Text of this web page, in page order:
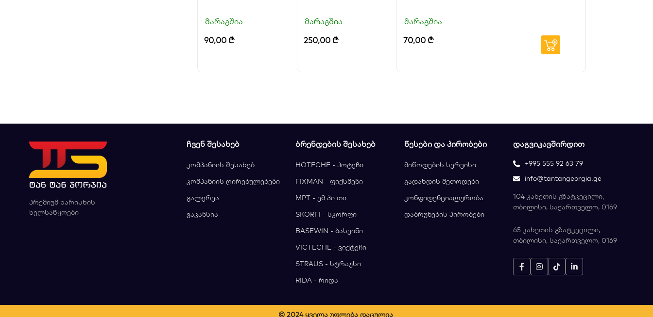
მარაგშია
90,00 ₾
მარაგშია
250,00 ₾
მარაგშია
70,00 ₾
პრემიუმ ხარისხის
ხელსაწყოები
ᲩᲕᲔᲜ ᲨᲔᲡᲐᲮᲔᲑ
კომპანიის შესახებ
კომპანიის ღირებულებები
გალერეა
ვაკანსია
ᲑᲠᲔᲜᲓᲔᲑᲘᲡ ᲨᲔᲡᲐᲮᲔᲑ
HOTECHE - ჰოტეჩი
FIXMAN - ფიქსმენი
MPT - ემ პი თი
SKORFI - სკორფი
BASEWIN - ბასვინი
VICTECHE - ვიქტეჩი
STRAUS - სტრაუსი
RIDA - რიდა
ᲬᲔᲡᲔᲑᲘ ᲓᲐ ᲞᲘᲠᲝᲑᲔᲑᲘ
მიწოდების სერვისი
გადახდის მეთოდები
კონფიდენციალურობა
დაბრუნების პირობები
ᲓᲐᲒᲕᲘᲙᲐᲕᲨᲘᲠᲓᲘᲗ
+995 555 92 63 79
info@tantangeorgia.ge
104 კახეთის გზატკეცილი,
თბილისი, საქართველო, 0169
65 კახეთის გზატკეცილი,
თბილისი, საქართველო, 0169
© 2024 ყველა უფლება დაცულია